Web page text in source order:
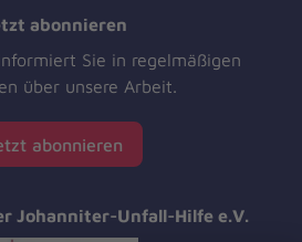
abonnieren
Sie in regelmäßigen
über unsere Arbeit.
abonnieren
Johanniter-Unfall-Hilfe e.V.